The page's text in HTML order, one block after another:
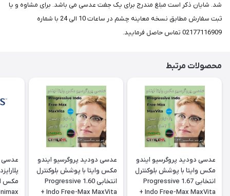
شد. شایان ذکر است مبلغ مندرج برای یک جفت عدسی می باشد. برای مشاوه و یا
ثبت سفارش مطابق نسخه معاینه چشم در ساعات 10 الی 24 با شماره
02177116909 تماس حاصل فرمایید.
محصولات مرتبط
عدسی دودید پروگرسیو ایندو
مکس وایتا با پوشش بلوکنترل
انتخابی 1.67 Progressive
Indo Free-Max MaxVita +
عدسی دودید پروگرسیو ایندو
مکس وایتا با پوشش بلوکنترل
انتخابی 1.60 Progressive
Indo Free-Max MaxVita +
عدسی